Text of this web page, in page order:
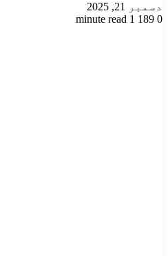
دسمبر 21, 2025
0
1 minute read